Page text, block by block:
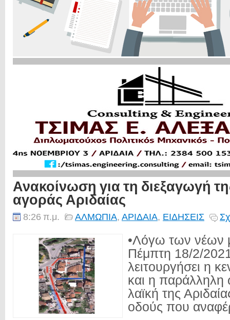
Ανακοίνωση για τη διεξαγωγή
αγοράς Αριδαίας
8:26 π.μ. ΑΛΜΩΠΙΑ, ΑΡΙΔΑΙΑ, ΕΙΔΗΣΕΙΣ
•Λόγω των νέων
Πέμπτη 18/2/
λειτουργήσει η
και η
λαϊκή της
οδούς που